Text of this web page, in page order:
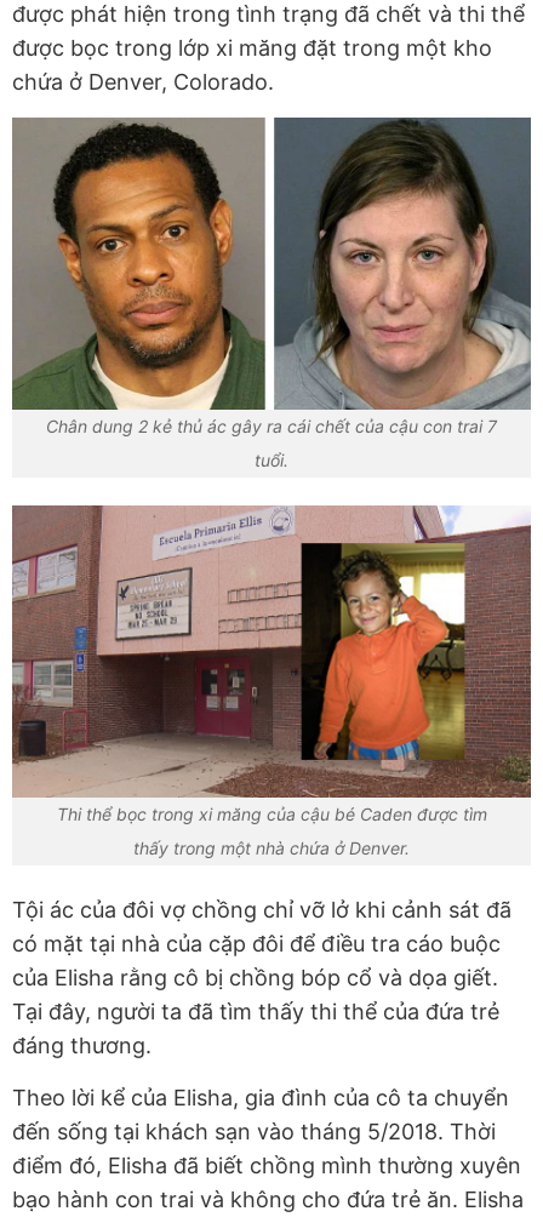
được phát hiện trong tình trạng đã chết và thi thể
được bọc trong lớp xi măng đặt trong một kho
chứa ở Denver, Colorado.
Chân dung 2 kẻ thủ ác gây ra cái chết của cậu con trai 7
tuổi.
Thi thể bọc trong xi măng của cậu bé Caden được tìm
thấy trong một nhà chứa ở Denver.
Tội ác của đôi vợ chồng chỉ vỡ lở khi cảnh sát đã
có mặt tại nhà của cặp đôi để điều tra cáo buộc
của Elisha rằng cô bị chồng bóp cổ và dọa giết.
Tại đây, người ta đã tìm thấy thi thể của đứa trẻ
đáng thương.
Theo lời kể của Elisha, gia đình của cô ta chuyển
đến sống tại khách sạn vào tháng 5/2018. Thời
điểm đó, Elisha đã biết chồng mình thường xuyên
bạo hành con trai và không cho đứa trẻ ăn. Elisha